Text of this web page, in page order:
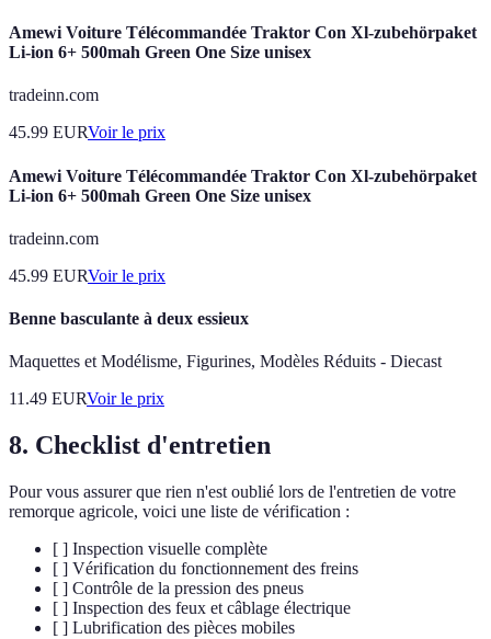
Amewi Voiture Télécommandée Traktor Con Xl-zubehörpaket
Li-ion 6+ 500mah Green One Size unisex
tradeinn.com
45.99 EURVoir le prix
Amewi Voiture Télécommandée Traktor Con Xl-zubehörpaket
Li-ion 6+ 500mah Green One Size unisex
tradeinn.com
45.99 EURVoir le prix
Benne basculante à deux essieux
Maquettes et Modélisme, Figurines, Modèles Réduits - Diecast
11.49 EURVoir le prix
8. Checklist d'entretien
Pour vous assurer que rien n'est oublié lors de l'entretien de votre
remorque agricole, voici une liste de vérification :
[ ] Inspection visuelle complète
[ ] Vérification du fonctionnement des freins
[ ] Contrôle de la pression des pneus
[ ] Inspection des feux et câblage électrique
[ ] Lubrification des pièces mobiles